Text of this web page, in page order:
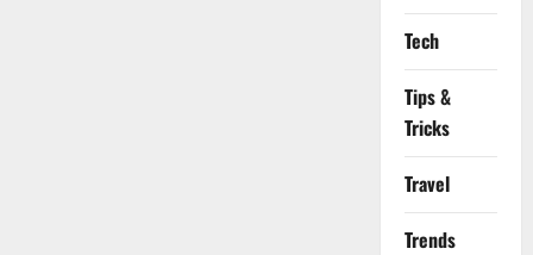
Tech
Tips &
Tricks
Travel
Trends